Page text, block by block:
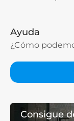
Ayuda
¿Cómo
Consigue